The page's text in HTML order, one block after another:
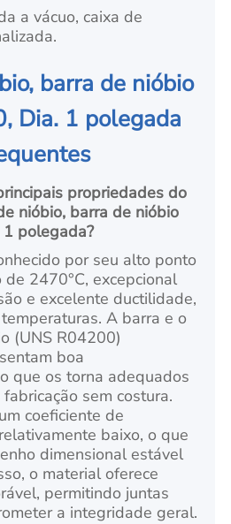
a vácuo, caixa de
barra de nióbio
Dia. 1 polegada
propriedades do
nióbio, barra de nióbio
polegada?
por seu alto ponto
2470°C, excepcional
e excelente ductilidade,
A barra e o
(UNS R04200)
boa
que os torna adequados
sem costura.
coeficiente de
baixo, o que
dimensional estável
o material oferece
permitindo juntas
a integridade geral.